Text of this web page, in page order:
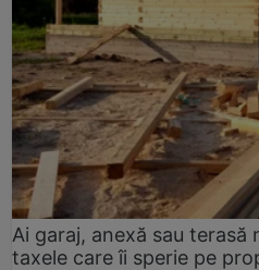
Ai garaj, anexă sau terasă
taxele care îi sperie pe